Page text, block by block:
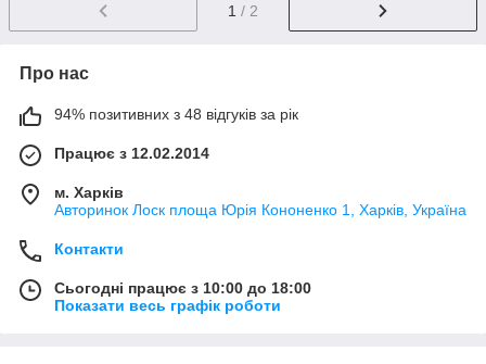
1 / 2
Про нас
94% позитивних з 48 відгуків за рік
Працює з 12.02.2014
м. Харків
Авторинок Лоск площа Юрія Кононенко 1, Харків, Україна
Контакти
Сьогодні працює з 10:00 до 18:00
Показати весь графік роботи